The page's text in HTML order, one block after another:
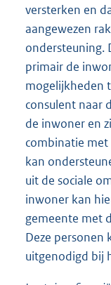
versterken en
aangewezen
ondersteuning.
primair de
mogelijkheden
consulent naar
de inwoner en
combinatie met
kan
uit de sociale
inwoner kan
gemeente met
Deze personen
uitgenodigd bij